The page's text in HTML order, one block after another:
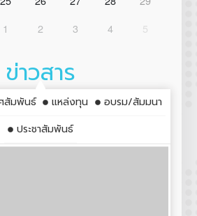
1 2 3 4 5
ข่าวสาร
สัมพันธ์ แหล่งทุน
อบรม/สัมมนา
ประชาสัมพันธ์